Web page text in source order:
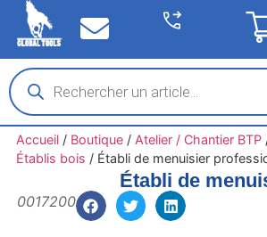
Accueil/ Boutique/ Atelier / Chantier BTP
Établis bois / Établi de menuisier
Établi de
0017200